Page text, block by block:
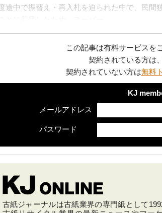
途中で振替え・再入札を迫られた中で、民間
この記事は有料サービスを
契約されている方は
契約されていない方は無料
KJ
メールアドレス
パスワード
古紙ジャーナルは古紙業界の専門紙として1992